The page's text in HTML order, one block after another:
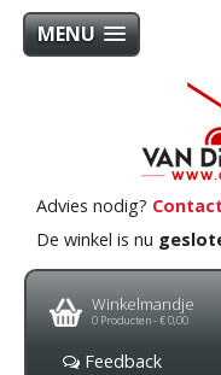
MENU
Advies nodig?
De winkel is nu
Winkelmandje
0 Producten -€ 0,00
Feedback